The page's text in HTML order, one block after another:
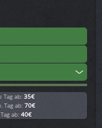
Tag ab: 35€
Tag ab: 70€
ab: 40€